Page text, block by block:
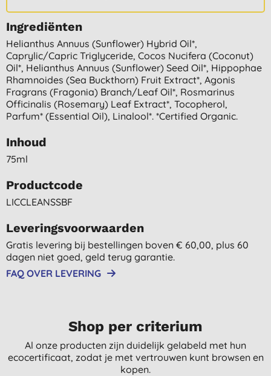
Ingrediënten
Helianthus Annuus (sunflower) Hybrid Oil*,
Caprylic/capric Triglyceride, Cocos Nucifera (coconut)
Oil*, Helianthus Annuus (sunflower) Seed Oil*, Hippophae
Rhamnoides (sea Buckthorn) Fruit Extract*, Agonis
Fragrans (fragonia) Branch/leaf Oil*, Rosmarinus
Officinalis (rosemary) Leaf Extract*, Tocopherol,
Parfum* (essential Oil), Linalool*. *certified Organic.
Inhoud
75ml
Productcode
LICCLEANSSBF
Leveringsvoorwaarden
Gratis levering bij bestellingen boven € 60,00, plus 60
dagen niet goed, geld terug garantie.
FAQ OVER LEVERING
Shop per criterium
Al onze producten zijn duidelijk gelabeld met hun
ecocertificaat, zodat je met vertrouwen kunt browsen en
kopen.